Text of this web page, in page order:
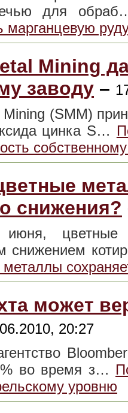
для
марганцевую
Mining
заводу –
(SMM)
цинка S…
снижения?
снижением
может
20:27
во время з…
уровню